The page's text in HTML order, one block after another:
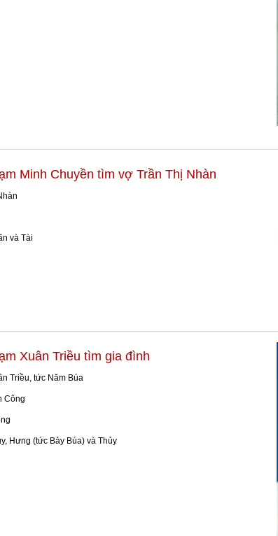
Minh Chuyền tìm vợ Trần Thị Nhàn
và Tài
Xuân Triều tìm gia đình
Triều, tức Năm Búa
Công
Hưng (tức Bảy Búa) và Thủy